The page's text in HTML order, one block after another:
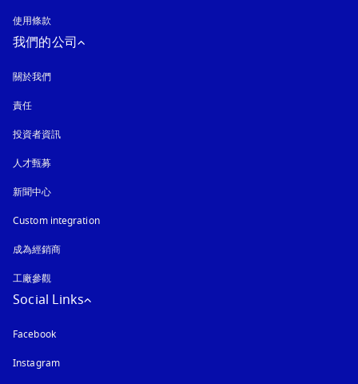
使用條款
我們的公司
關於我們
責任
投資者資訊
人才甄募
新聞中心
Custom integration
成為經銷商
工廠參觀
Social Links
Facebook
Instagram以新標籤頁開啟